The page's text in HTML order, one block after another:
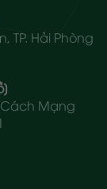
TP. Hải Phòng
Cách Mạng